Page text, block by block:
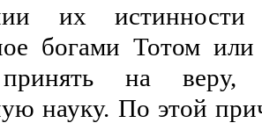
их
богами Тотом
на веру,
науку. По этой